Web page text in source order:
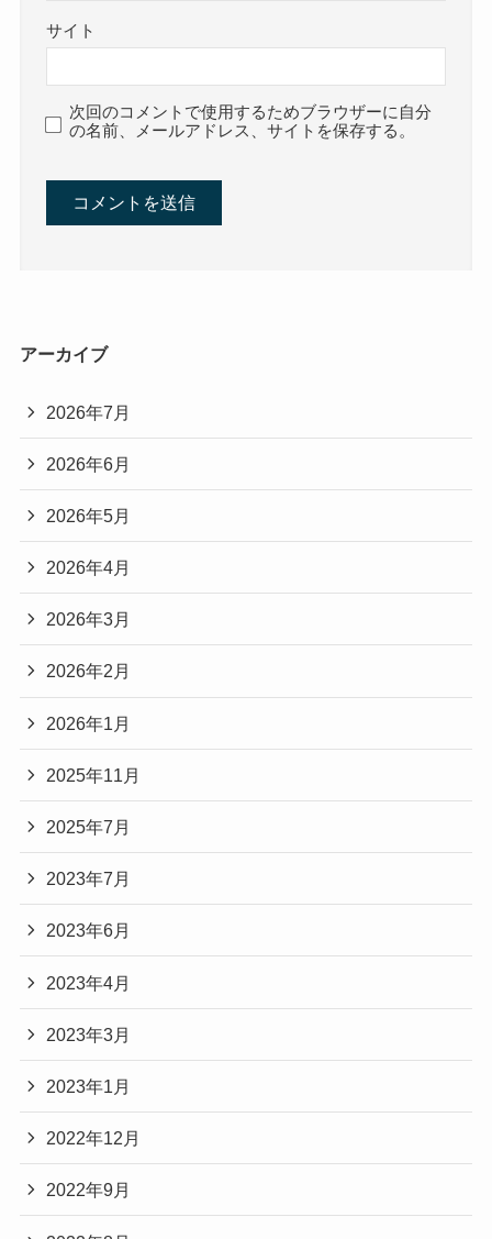
サイト
次回のコメントで使用するためブラウザーに自分
の名前、メールアドレス、サイトを保存する。
アーカイブ
2026年7月
2026年6月
2026年5月
2026年4月
2026年3月
2026年2月
2026年1月
2025年11月
2025年7月
2023年7月
2023年6月
2023年4月
2023年3月
2023年1月
2022年12月
2022年9月